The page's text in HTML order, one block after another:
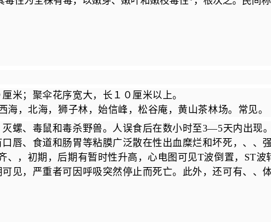
；聚伞花序宽大，长１０厘米以上。
北海，狮子林，始信峰，松谷庵，黄山茶林场。常见。
、毒鼠和毒杀野兽。人误食后在数小时至3—5天内出现
唇、食道和肠胃等粘膜广泛散在性出血糜烂和坏死，、、
，初期，后期有暂时性升高，心电图可见T波倒置，ST
见，严重者可因呼吸突然停止而死亡。此外，还可有、、